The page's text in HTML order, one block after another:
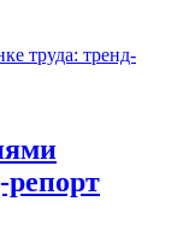
репорт